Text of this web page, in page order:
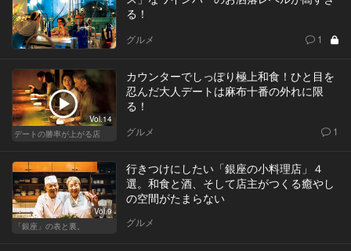
る！
グルメ 1
Vol.14
デートの勝率が上がる店
カウンターでしっぽり極上和食！ひと目を
忍んだ大人デートは麻布十番の外れに限
る！
グルメ 1
Vol.9
「銀座」の表と裏。
行きつけにしたい「銀座の小料理店」４
選。和食と酒、そして店主がつくる癒やし
の空間がたまらない
グルメ